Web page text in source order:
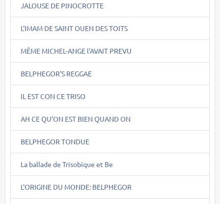
JALOUSE DE PINOCROTTE
L'IMAM DE SAINT OUEN DES TOITS
MÊME MICHEL-ANGE l'AVAIT PREVU
BELPHEGOR'S REGGAE
IL EST CON CE TRISO
AH CE QU'ON EST BIEN QUAND ON
BELPHEGOR TONDUE
La ballade de Trisobique et Be
L'ORIGINE DU MONDE: BELPHEGOR